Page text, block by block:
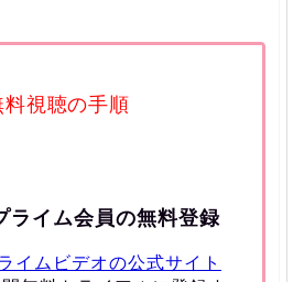
料視聴の手順
ライム会員の無料登録
イムビデオの公式サイト